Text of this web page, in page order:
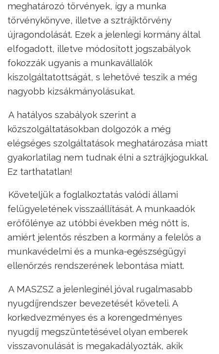
meghatározó törvények, ígya munka
törvénykönyve, illetve a sztrájktörvény
újragondolását. Ezek a jelenlegi kormány által
elfogadott, illetve módosított jogszabályok
fokozzák ugyanis a munkavállalók
kiszolgáltatottságát, s lehetővé teszik a még
nagyobb kizsákmányolásukat.
A hatályos szabályok szerint a
közszolgáltatásokban dolgozók a még
elégséges szolgáltatások meghatározása miatt
gyakorlatilag nem tudnak élni a sztrájkjogukkal.
Ez tarthatatlan!
Követeljük a foglalkoztatás valódi állami
felügyeletének visszaállítását. A munkaadók
erőfölénye az utóbbi években még nőtt is,
amiért jelentős részben a kormány a felelős a
munkavédelmi és a munka-egészségügyi
ellenőrzés rendszerének lebontása miatt.
A MASZSZ a jelenleginél jóval rugalmasabb
nyugdíjrendszer bevezetését követeli. A
korkedvezményes és a korengedményes
nyugdíj megszüntetésével olyan emberek
visszavonulását is megakadályozták, akik